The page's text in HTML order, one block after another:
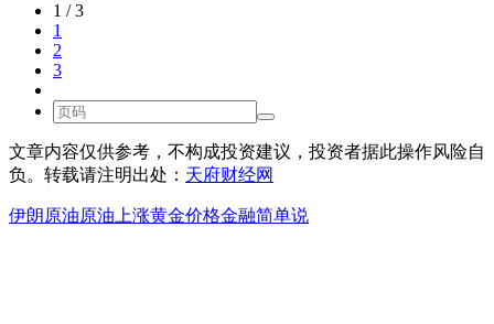
1 / 3
1
2
3
文章内容仅供参考，不构成投资建议，投资者据此操作风险自
负。转载请注明出处： 天府财经网
伊朗原油原油上涨黄金价格金融简单说